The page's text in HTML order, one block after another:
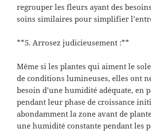
regrouper les fleurs ayant des
soins similaires pour simplifier
**5. Arrosez judicieusement :**
Même si les plantes qui aiment le
de conditions lumineuses, elles ont
besoin d’une humidité adéquate, en
pendant leur phase de croissance
abondamment la zone avant de
une humidité constante pendant les